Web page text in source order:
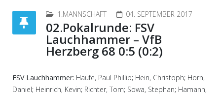
1.MANNSCHAFT 04. SEPTEMBER 2017
02.Pokalrunde: FSV
Lauchhammer – VfB
Herzberg 68 0:5 (0:2)
FSV Lauchhammer: Haufe, Paul Phillip; Hein, Christoph; Horn,
Daniel; Heinrich, Kevin; Richter, Tom; Sowa, Stephan; Hamann,